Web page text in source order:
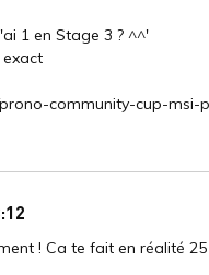
1 en Stage 3 ? ^^'
community-cup-msi-
! Ca te fait en réalité